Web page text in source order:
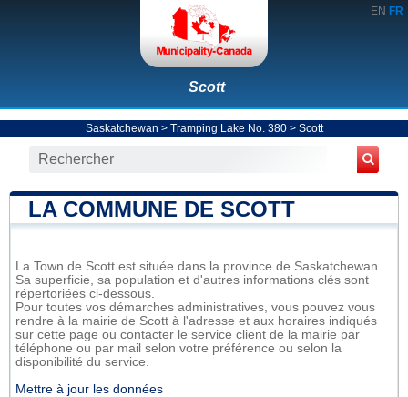
EN FR
Scott
Saskatchewan > Tramping Lake No. 380> Scott
LA COMMUNE DE SCOTT
La Town de Scott est située dans la province de Saskatchewan.
Sa superficie, sa population et d'autres informations clés sont
répertoriées ci-dessous.
Pour toutes vos démarches administratives, vous pouvez vous
rendre à la mairie de Scott à l'adresse et aux horaires indiqués
sur cette page ou contacter le service client de la mairie par
téléphone ou par mail selon votre préférence ou selon la
disponibilité du service.
Mettre à jour les données